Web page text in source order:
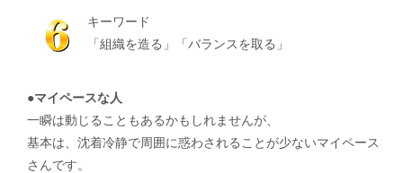
キーワード
「組織を造る」「バランスを取る」
●マイペースな人
一瞬は動じることもあるかもしれませんが、
基本は、沈着冷静で周囲に惑わされることが少ないマイペース
さんです。